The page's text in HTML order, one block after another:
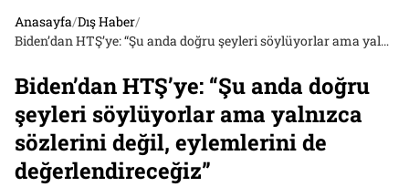
Anasayfa/Dış Haber/
Biden’dan HTŞ’ye: “Şu anda doğru şeyleri söylüyorlar ama yalnızca sözlerini değil, eylemlerini de değerlendireceğiz”
Biden’dan HTŞ’ye: “Şu anda doğru
şeyleri söylüyorlar ama yalnızca
sözlerini değil, eylemlerini de
değerlendireceğiz”